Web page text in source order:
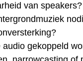
van speakers?
audio gekoppeld